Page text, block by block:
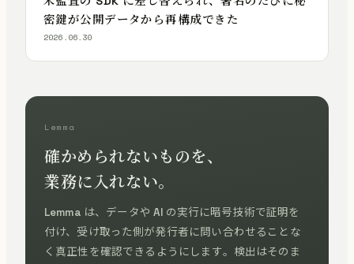
密鍵が公開データから再構成できた
2026.06.30
Lemma
確かめられないものを、
業務に入れない。
Lemma は、データや AI の実行に暗号技術で証明を
付け、受け取った側が発行者に問い合わせることな
く真正性を確認できるようにします。検出はそのま